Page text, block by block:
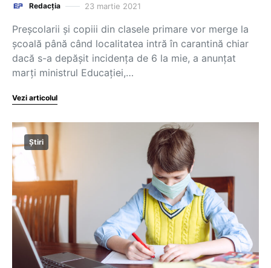
Redacția 23 martie 2021
Preșcolarii și copiii din clasele primare vor merge la
școală până când localitatea intră în carantină chiar
dacă s-a depășit incidența de 6 la mie, a anunțat
marți ministrul Educației,…
Vezi articolul
Știri